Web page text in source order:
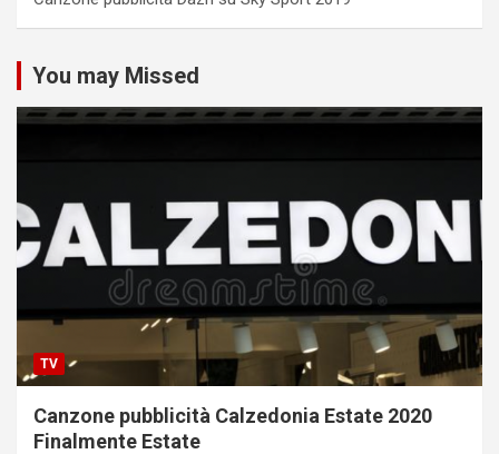
You may Missed
TV
Canzone pubblicità Calzedonia Estate 2020
Finalmente Estate